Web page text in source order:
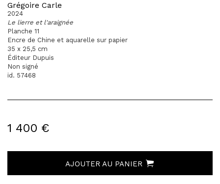
Grégoire Carle
2024
Le lierre et l'araignée
Planche 11
Encre de Chine et aquarelle sur papier
35 x 25,5 cm
Éditeur Dupuis
Non signé
id. 57468
1 400 €
AJOUTER AU PANIER